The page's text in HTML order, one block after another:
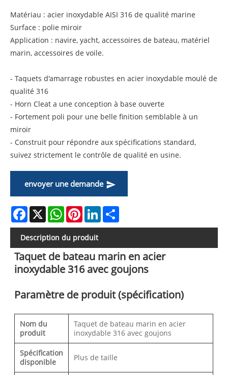
Matériau : acier inoxydable AISI 316 de qualité marine
Surface : polie miroir
Application : navire, yacht, accessoires de bateau, matériel
marin, accessoires de voile.
- Taquets d'amarrage robustes en acier inoxydable moulé de
qualité 316
- Horn Cleat a une conception à base ouverte
- Fortement poli pour une belle finition semblable à un
miroir
- Construit pour répondre aux spécifications standard,
suivez strictement le contrôle de qualité en usine.
envoyer une demande
Facebook
X WhatsAppPinterestLinkedIn
Description du produit
Taquet de bateau marin en acier
inoxydable 316 avec goujons
Paramètre de produit (spécification)
Nom du
produit
Taquet de bateau marin en acier
inoxydable 316 avec goujons
Spécification
disponible
Plus de taille